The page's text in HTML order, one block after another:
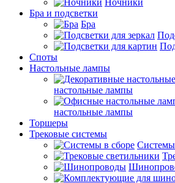
Ночники
Бра и подсветки
Бра
Споты
Настольные лампы
настольные лампы
настольные лампы
Торшеры
Трековые системы
Системы